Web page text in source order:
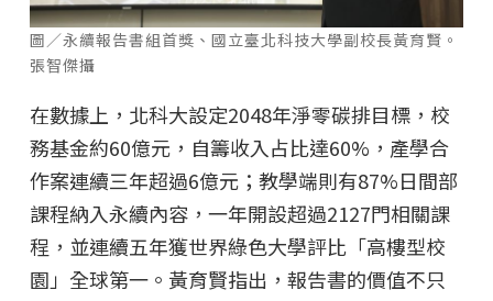
圖／永續報告書組首獎、國立臺北科技大學副校長黃育賢。
張智傑攝
在數據上，北科大設定2048年淨零碳排目標，校
務基金約60億元，自籌收入占比達60%，產學合
作案連續三年超過6億元；教學端則有87%日間部
課程納入永續內容，一年開設超過2127門相關課
程，並連續五年獲世界綠色大學評比「高樓型校
園」全球第一。黃育賢指出，報告書的價值不只